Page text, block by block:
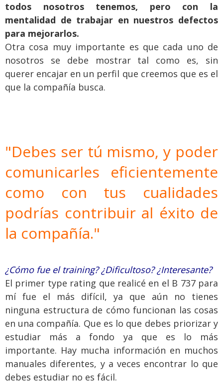
todos nosotros tenemos, pero con la
mentalidad de trabajar en nuestros defectos
para mejorarlos.
Otra cosa muy importante es que cada uno de
nosotros se debe mostrar tal como es, sin
querer encajar en un perfil que creemos que es el
que la compañía busca.
"Debes ser tú mismo, y poder
comunicarles eficientemente
como con tus cualidades
podrías contribuir al éxito de
la compañía."
¿Cómo fue el training? ¿Dificultoso? ¿Interesante?
El primer type rating que realicé en el B 737 para
mí fue el más difícil, ya que aún no tienes
ninguna estructura de cómo funcionan las cosas
en una compañía. Que es lo que debes priorizar y
estudiar más a fondo ya que es lo más
importante. Hay mucha información en muchos
manuales diferentes, y a veces encontrar lo que
debes estudiar no es fácil.